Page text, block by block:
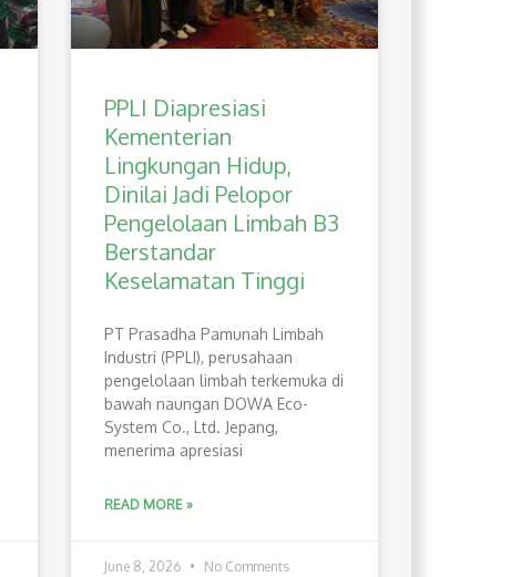
PPLI Diapresiasi
Kementerian
Lingkungan Hidup,
Dinilai Jadi Pelopor
Pengelolaan Limbah B3
Berstandar
Keselamatan Tinggi
PT Prasadha Pamunah Limbah
Industri (PPLI), perusahaan
pengelolaan limbah terkemuka di
bawah naungan DOWA Eco-
System Co., Ltd. Jepang,
menerima apresiasi
READ MORE »
June 8, 2026 No Comments